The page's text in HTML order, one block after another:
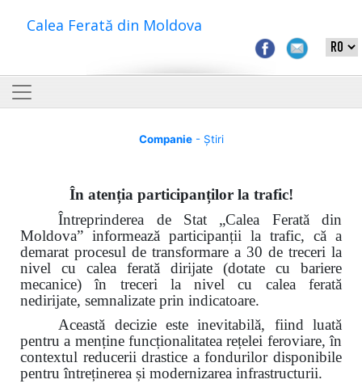
Calea Ferată din Moldova
Companie- Știri
În atenția participanților la trafic!
Întreprinderea de Stat „Calea Ferată din
Moldova” informează participanții la trafic, că a
demarat procesul de transformare a 30 de treceri la
nivel cu calea ferată dirijate (dotate cu bariere
mecanice) în treceri la nivel cu calea ferată
nedirijate, semnalizate prin indicatoare.
Această decizie este inevitabilă, fiind luată
pentru a menține funcționalitatea rețelei feroviare, în
contextul reducerii drastice a fondurilor disponibile
pentru întreținerea și modernizarea infrastructurii.